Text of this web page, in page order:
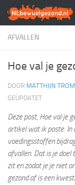
Doorgaan naar
AFVALLEN
Hoe val je
DOOR MATTHIJN
GEÜPDATET
Deze post, Hoe val je
artikel wat ik poste. In
voedingsstoffen
afvallen. Dat is je doel
zit en zodat je je niet
gezond af is een